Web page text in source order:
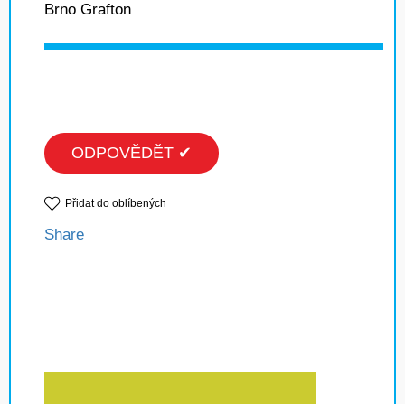
Brno Grafton
ODPOVĚDĚT ✔
Přidat do oblíbených
Share